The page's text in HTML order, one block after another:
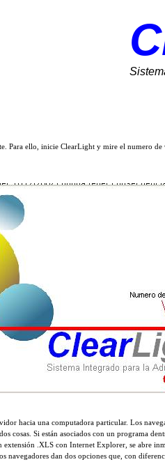
Para ello, inicie ClearLight y mire el numero de
hacia una computadora particular. Los
cosas. Si están asociados con un programa
.XLS con Internet Explorer, se abre
navegadores dan dos opciones que, con